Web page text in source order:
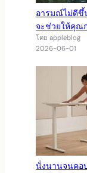
อารมณ์ไม่ดีขึ้
จะช่วยให้คุณ
โดย appleblog
2026-06-01
นั่งนานจนคอ